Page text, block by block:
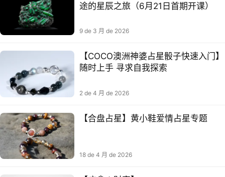
途的星辰之旅（6月21日首期开课）
9 de 3 月 de 2026
【COCO澳洲神婆占星骰子快速入门】​
随时上手 寻求自我探索
2 de 4 月 de 2026
【合盘占星】黄小鞋爱情占星专题
18 de 4 月 de 2026